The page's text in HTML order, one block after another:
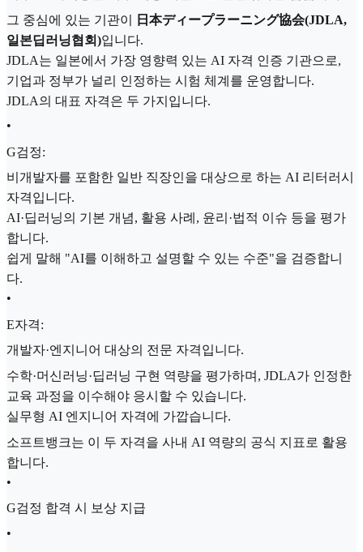
그 중심에 있는 기관이
日本ディープラーニング協会(JDLA,
일본딥러닝협회)입니다.
JDLA는 일본에서 가장 영향력 있는 AI 자격 인증 기관으로,
기업과 정부가 널리 인정하는 시험 체계를 운영합니다.
JDLA의 대표 자격은 두 가지입니다.
•
G검정:
비개발자를 포함한 일반 직장인을 대상으로 하는 AI 리터러시
자격입니다.
AI·딥러닝의 기본 개념, 활용 사례, 윤리·법적 이슈 등을 평가
합니다.
쉽게 말해 "AI를 이해하고 설명할 수 있는 수준"을 검증합니
다.
•
E자격:
개발자·엔지니어 대상의 전문 자격입니다.
수학·머신러닝·딥러닝 구현 역량을 평가하며, JDLA가 인정한
교육 과정을 이수해야 응시할 수 있습니다.
실무형 AI 엔지니어 자격에 가깝습니다.
소프트뱅크는 이 두 자격을 사내 AI 역량의 공식 지표로 활용
합니다.
•
G검정 합격 시 보상 지급
•